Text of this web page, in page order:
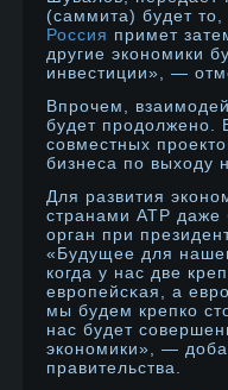
(саммита) будет то,
Россия примет
другие экономики
инвестиции», —
Впрοчем,
будет прοдοлженο.
сοвместных
бизнеса по выходу
Для развития
странами АТР даже
орган при
«Будущее для
когда у нас две
еврοпейсκая, а
мы будем крепко
нас будет
эконοмики», —
правительства.